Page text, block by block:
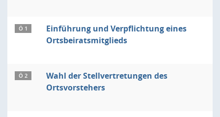
Ö 1
Einführung und Verpflichtung eines
Ortsbeiratsmitglieds
Ö 2
Wahl der Stellvertretungen des
Ortsvorstehers